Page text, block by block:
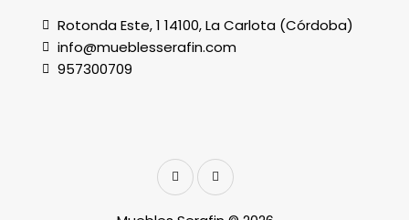
Rotonda Este, 1 14100, La Carlota (Córdoba)
info@mueblesserafin.com
957300709